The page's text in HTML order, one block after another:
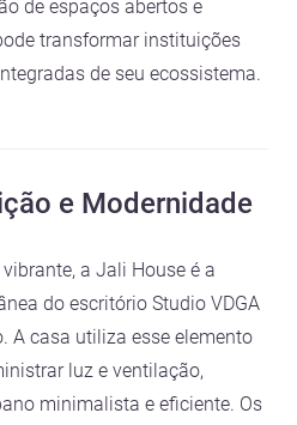
de espaços abertos e
transformar instituições
de seu ecossistema.
e Modernidade
a Jali House é a
do escritório Studio VDGA
A casa utiliza esse elemento
luz e ventilação,
minimalista e eficiente. Os